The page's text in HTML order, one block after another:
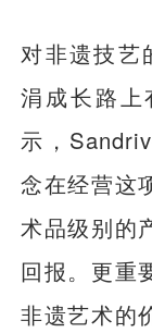
对非遗技艺
涓成长路
示，
念在经营这
术品级别的
回报。更重
非遗艺术的